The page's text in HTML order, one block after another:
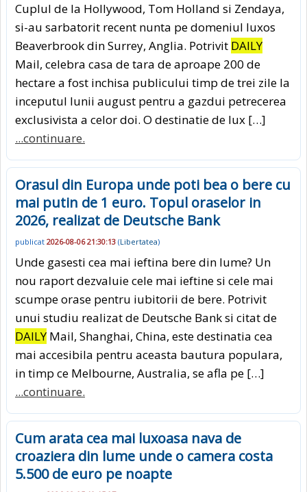
Cuplul de la Hollywood, Tom Holland si Zendaya,
si-au sarbatorit recent nunta pe domeniul luxos
Beaverbrook din Surrey, Anglia. Potrivit DAILY
Mail, celebra casa de tara de aproape 200 de
hectare a fost inchisa publicului timp de trei zile la
inceputul lunii august pentru a gazdui petrecerea
exclusivista a celor doi. O destinatie de lux […]
...continuare.
Orasul din Europa unde poti bea o bere cu
mai putin de 1 euro. Topul oraselor in
2026, realizat de Deutsche Bank
publicat 2026-08-06 21:30:13 (Libertatea)
Unde gasesti cea mai ieftina bere din lume? Un
nou raport dezvaluie cele mai ieftine si cele mai
scumpe orase pentru iubitorii de bere. Potrivit
unui studiu realizat de Deutsche Bank si citat de
DAILY Mail, Shanghai, China, este destinatia cea
mai accesibila pentru aceasta bautura populara,
in timp ce Melbourne, Australia, se afla pe […]
...continuare.
Cum arata cea mai luxoasa nava de
croaziera din lume unde o camera costa
5.500 de euro pe noapte